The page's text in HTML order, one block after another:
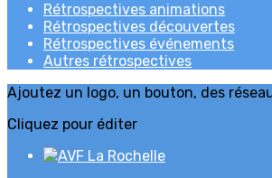
Rétrospectives animations
Rétrospectives découvertes
Rétrospectives événements
Autres rétrospectives
Ajoutez un logo, un bouton, des
Cliquez pour éditer